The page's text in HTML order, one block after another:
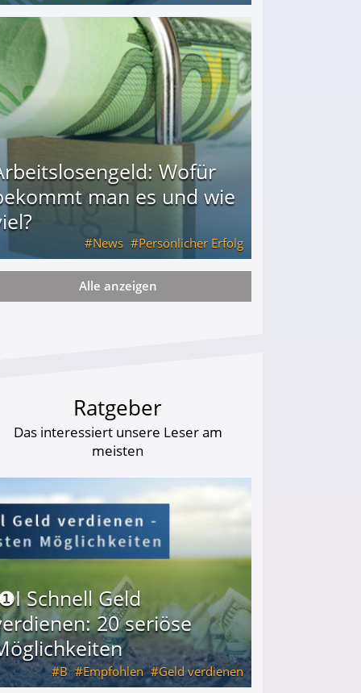
Wofür
man es und wie
News Persönlicher Erfolg
viel?
Alle anzeigen
Ratgeber
Das interessiert unsere Leser am
meisten
Schnell Geld
20 seriöse
B Empfohlen Geld verdienen